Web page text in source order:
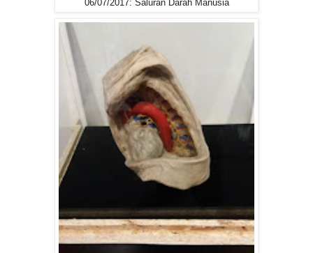
06/07/2017: Saluran Darah Manusia